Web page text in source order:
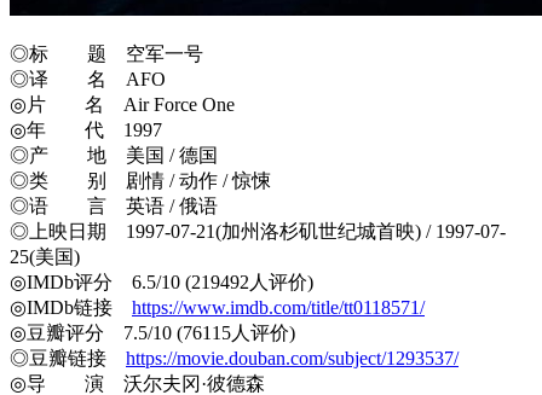
◎标 题 空军一号
◎译 名 AFO
◎片 名 Air Force One
◎年 代 1997
◎产 地 美国 / 德国
◎类 别 剧情 / 动作 / 惊悚
◎语 言 英语 / 俄语
◎上映日期 1997-07-21(加州洛杉矶世纪城首映) / 1997-07-
25(美国)
◎IMDb评分 6.5/10 (219492人评价)
◎IMDb链接 https://www.imdb.com/title/tt0118571/
◎豆瓣评分 7.5/10 (76115人评价)
◎豆瓣链接 https://movie.douban.com/subject/1293537/
◎导 演 沃尔夫冈·彼德森